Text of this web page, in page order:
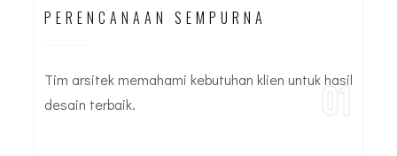
PERENCANAAN SEMPURNA
Tim arsitek memahami kebutuhan klien untuk hasil
desain terbaik.
01